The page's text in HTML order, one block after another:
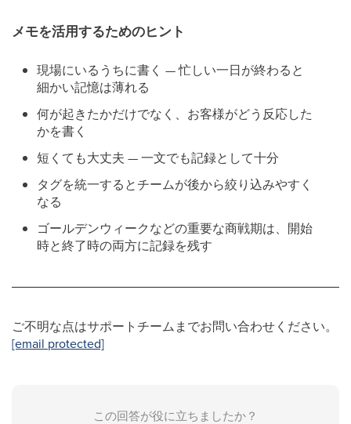
メモを活用するためのヒント
現場にいるうちに書く — 忙しい一日が終わると
細かい記憶は薄れる
何が起きたかだけでなく、お客様がどう反応した
かを書く
短くても大丈夫 — 一文でも記録として十分
タグを統一するとチームが後から絞り込みやすく
なる
ゴールデンウィークなどの重要な商戦期は、開始
時と終了時の両方に記録を残す
ご不明な点はサポートチームまでお問い合わせください。
[email protected]
この回答が役に立ちましたか？